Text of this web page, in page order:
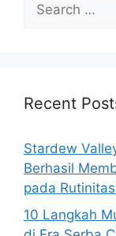
for:
Recent
Stardew
Berhasil
pada
10 Langkah